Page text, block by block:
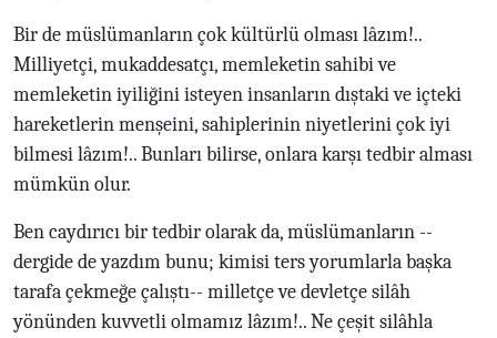
Bir de müslümanların çok kültürlü olması lâzım!..
Milliyetçi, mukaddesatçı, memleketin sahibi ve
memleketin iyiliğini isteyen insanların dıştaki ve içteki
hareketlerin menşeini, sahiplerinin niyetlerini çok iyi
bilmesi lâzım!.. Bunları bilirse, onlara karşı tedbir alması
mümkün olur.
Ben caydırıcı bir tedbir olarak da, müslümanların --
dergide de yazdım bunu; kimisi ters yorumlarla başka
tarafa çekmeğe çalıştı-- milletçe ve devletçe silâh
yönünden kuvvetli olmamız lâzım!.. Ne çeşit silâhla